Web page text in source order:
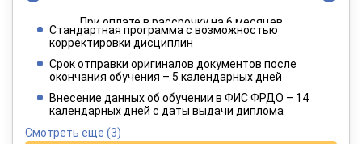
При оплате в рассрочку на 6 месяцев
3 849 руб.
При оплате в рассрочку на 12 месяцев
Стандартная программа с возможностью
корректировки дисциплин
Срок отправки оригиналов документов после
окончания обучения – 5 календарных дней
Внесение данных об обучении в ФИС ФРДО – 14
календарных дней с даты выдачи диплома
Смотреть еще (3)